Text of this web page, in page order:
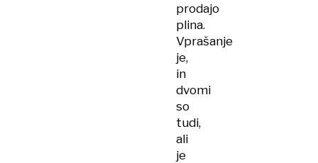
prodajo
plina.
Vprašanje
je,
in
dvomi
so
tudi,
ali
je